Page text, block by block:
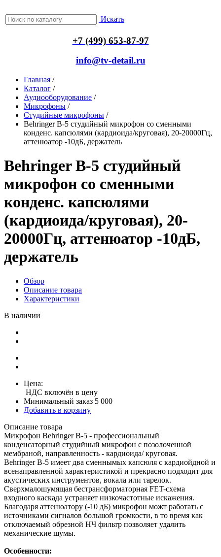
Искать
+7 (499) 653-87-97
info@tv-detail.ru
Главная /
Каталог /
Аудиооборудование /
Микрофоны /
Студийные микрофоны /
Behringer B-5 студийный микрофон со сменными
конденс. капсюлями (кардиоида/круговая), 20-20000Гц,
аттенюатор -10дБ, держатель
Behringer B-5 студийный
микрофон со сменными
конденс. капсюлями
(кардиоида/круговая), 20-
20000Гц, аттенюатор -10дБ,
держатель
Обзор
Описание товара
Характеристики
В наличии
Цена:
НДС включён в цену
Минимальный заказ 5 000
Добавить в корзину
Описание товара
Микрофон Behringer B-5 - профессиональный
конденсаторный студийный микрофон с позолоченной
мембраной, направленность - кардиоида/ круговая.
Behringer B-5 имеет два сменнымых капсюля с кардиойдной и
всенаправленной характеристикой и прекрасно подходит для
акустических инструментов, вокала или тарелок.
Сверхмалошумящая бестрансформаторная FET-схема
входного каскада устраняет низкочастотные искажения.
Благодаря аттенюатору (-10 дБ) микрофон можт работать с
источниками сигналов большой громкости, в то время как
отключаемый обрезной НЧ фильтр позволяет удалить
механические шумы.
Особенности: